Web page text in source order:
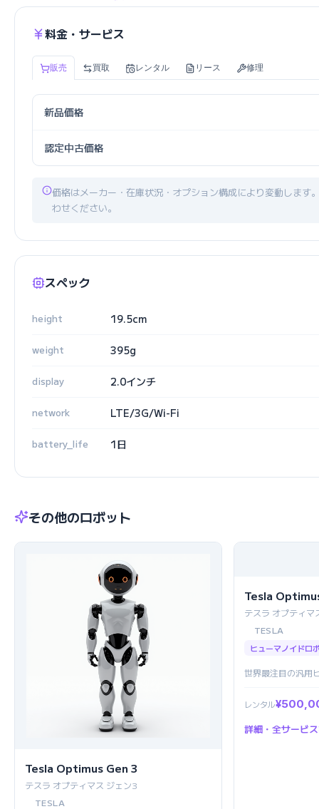
料金・サービス
販売 買取 レンタル リース 修理
新品価格
認定中古価格
価格はメーカー・在庫状況・オプション構成により変動します
わせください。
スペック
height 19.5cm
weight 395g
display 2.0インチ
network LTE/3G/Wi-Fi
battery_life 1日
その他のロボット
Tesla Optimus Gen 3
テスラ オプティマス ジェン3
TESLA
Tesla
テスラ オプティマ
TESLA
ヒューマノイドロ
世界最注目の汎用
レンタル
詳細・全サービ